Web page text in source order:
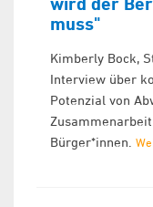
muss"
Kimberly Bock,
Interview über
Potenzial von
Bürger*innen.